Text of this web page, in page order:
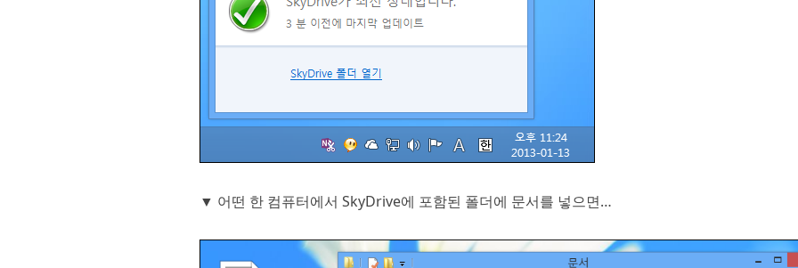
▼ 어떤 한 컴퓨터에서 SkyDrive에 포함된 폴더에 문서를 넣으면…